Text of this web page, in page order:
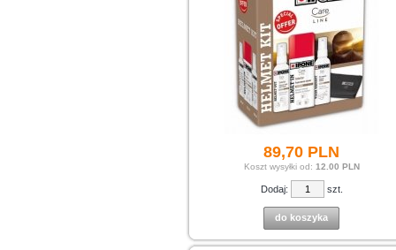
89,70 PLN
Koszt wysyłki od: 12.00 PLN
Dodaj: szt.
do koszyka